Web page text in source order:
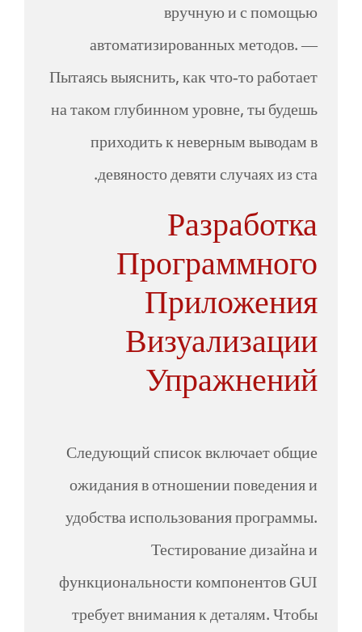
вручную и с помощью
автоматизированных методов. —
Пытаясь выяснить, как что-то работает
на таком глубинном уровне, ты будешь
приходить к неверным выводам в
девяносто девяти случаях из ста.
Разработка
Программного
Приложения
Визуализации
Упражнений
Следующий список включает общие
ожидания в отношении поведения и
удобства использования программы.
Тестирование дизайна и
функциональности компонентов GUI
требует внимания к деталям. Чтобы